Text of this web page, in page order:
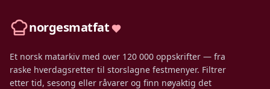
norgesmatfat
Et norsk matarkiv med over 120 000 oppskrifter — fra
raske hverdagsretter til storslagne festmenyer. Filtrer
etter tid, sesong eller råvarer og finn nøyaktig det